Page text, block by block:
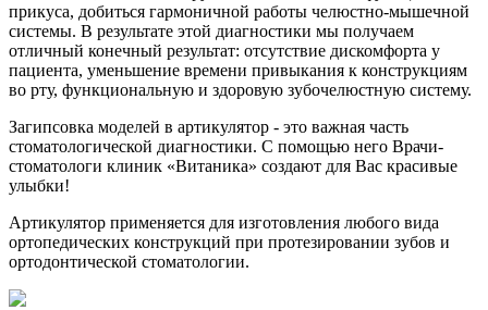
прикуса, добиться гармоничной работы челюстно-мышечной
системы. В результате этой диагностики мы получаем
отличный конечный результат: отсутствие дискомфорта у
пациента, уменьшение времени привыкания к конструкциям
во рту, функциональную и здоровую зубочелюстную систему.
Загипсовка моделей в артикулятор - это важная часть
стоматологической диагностики. С помощью него Врачи-
стоматологи клиник «Витаника» создают для Вас красивые
улыбки!
Артикулятор применяется для изготовления любого вида
ортопедических конструкций при протезировании зубов и
ортодонтической стоматологии.